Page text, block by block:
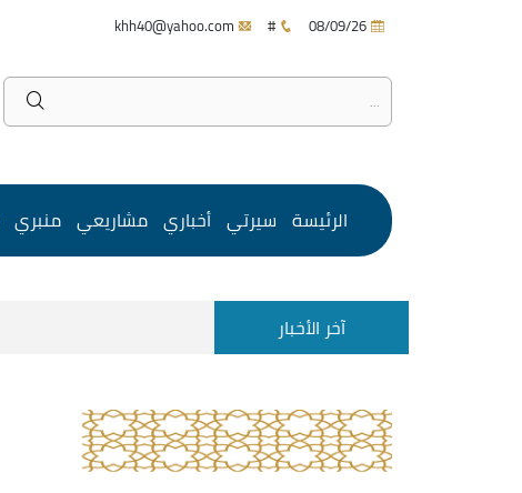
#
الرئيسة سيرتي أخباري مشاريعي منبري
آخر الأخبار